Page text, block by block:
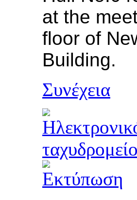
at the
floor of
Building.
Συνέχεια